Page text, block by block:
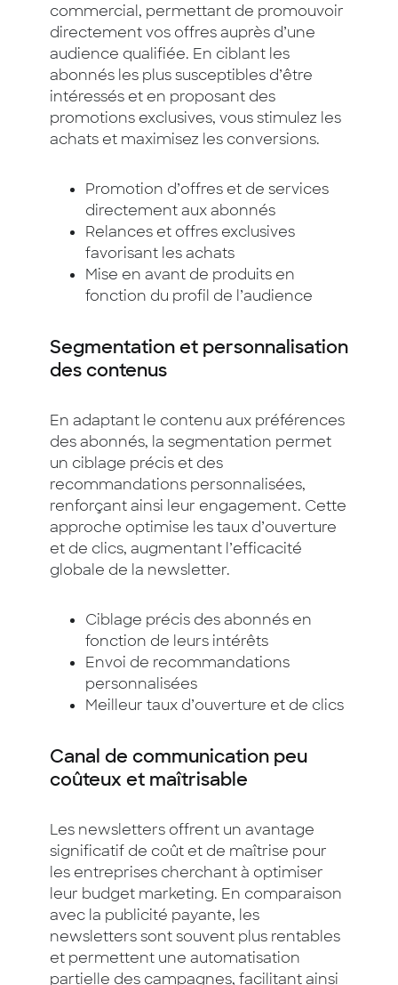
commercial, permettant de promouvoir
directement vos offres auprès d’une
audience qualifiée. En ciblant les
abonnés les plus susceptibles d’être
intéressés et en proposant des
promotions exclusives, vous stimulez les
achats et maximisez les conversions.
Promotion d’offres et de services
directement aux abonnés
Relances et offres exclusives
favorisant les achats
Mise en avant de produits en
fonction du profil de l’audience
Segmentation et personnalisation
des contenus
En adaptant le contenu aux préférences
des abonnés, la segmentation permet
un ciblage précis et des
recommandations personnalisées,
renforçant ainsi leur engagement. Cette
approche optimise les taux d’ouverture
et de clics, augmentant l’efficacité
globale de la newsletter.
Ciblage précis des abonnés en
fonction de leurs intérêts
Envoi de recommandations
personnalisées
Meilleur taux d’ouverture et de clics
Canal de communication peu
coûteux et maîtrisable
Les newsletters offrent un avantage
significatif de coût et de maîtrise pour
les entreprises cherchant à optimiser
leur budget marketing. En comparaison
avec la publicité payante, les
newsletters sont souvent plus rentables
et permettent une automatisation
partielle des campagnes, facilitant ainsi